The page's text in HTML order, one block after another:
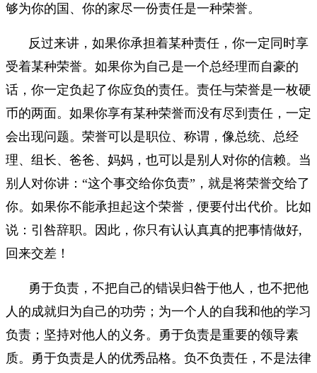
够为你的国、你的家尽一份责任是一种荣誉。
反过来讲，如果你承担着某种责任，你一定同时享
受着某种荣誉。如果你为自己是一个总经理而自豪的
话，你一定负起了你应负的责任。责任与荣誉是一枚硬
币的两面。如果你享有某种荣誉而没有尽到责任，一定
会出现问题。荣誉可以是职位、称谓，像总统、总经
理、组长、爸爸、妈妈，也可以是别人对你的信赖。当
别人对你讲：“这个事交给你负责”，就是将荣誉交给了
你。如果你不能承担起这个荣誉，便要付出代价。比如
说：引咎辞职。因此，你只有认认真真的把事情做好,
回来交差！
勇于负责，不把自己的错误归咎于他人，也不把他
人的成就归为自己的功劳；为一个人的自我和他的学习
负责；坚持对他人的义务。勇于负责是重要的领导素
质。勇于负责是人的优秀品格。负不负责任，不是法律